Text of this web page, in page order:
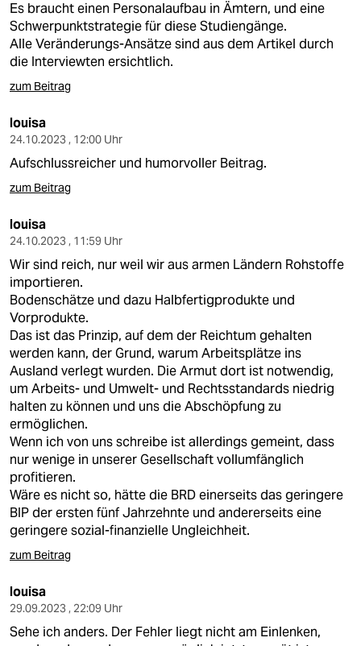
Es braucht einen Personalaufbau in Ämtern, und eine
Schwerpunktstrategie für diese Studiengänge.
Alle Veränderungs-Ansätze sind aus dem Artikel durch
die Interviewten ersichtlich.
zum Beitrag
louisa
24.10.2023 , 12:00 Uhr
Aufschlussreicher und humorvoller Beitrag.
zum Beitrag
louisa
24.10.2023 , 11:59 Uhr
Wir sind reich, nur weil wir aus armen Ländern Rohstoffe
importieren.
Bodenschätze und dazu Halbfertigprodukte und
Vorprodukte.
Das ist das Prinzip, auf dem der Reichtum gehalten
werden kann, der Grund, warum Arbeitsplätze ins
Ausland verlegt wurden. Die Armut dort ist notwendig,
um Arbeits- und Umwelt- und Rechtsstandards niedrig
halten zu können und uns die Abschöpfung zu
ermöglichen.
Wenn ich von uns schreibe ist allerdings gemeint, dass
nur wenige in unserer Gesellschaft vollumfänglich
profitieren.
Wäre es nicht so, hätte die BRD einerseits das geringere
BIP der ersten fünf Jahrzehnte und andererseits eine
geringere sozial-finanzielle Ungleichheit.
zum Beitrag
louisa
29.09.2023 , 22:09 Uhr
Sehe ich anders. Der Fehler liegt nicht am Einlenken,